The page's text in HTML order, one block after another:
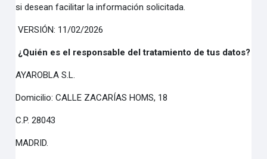
si desean facilitar la información solicitada.
VERSIÓN: 11/02/2026
¿Quién es el responsable del tratamiento de tus datos?
AYAROBLA S.L.
Domicilio: CALLE ZACARÍAS HOMS, 18
C.P. 28043
MADRID.